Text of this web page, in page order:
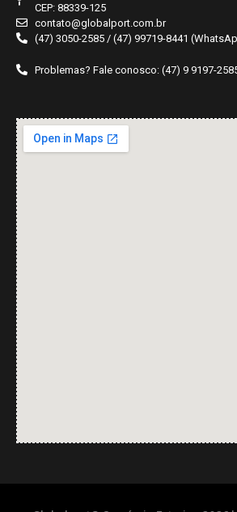
CEP: 88339-125
contato@globalport.com.br
(47) 3050-2585 / (47) 99719-8441
Problemas? Fale conosco: (47) 9 9197-